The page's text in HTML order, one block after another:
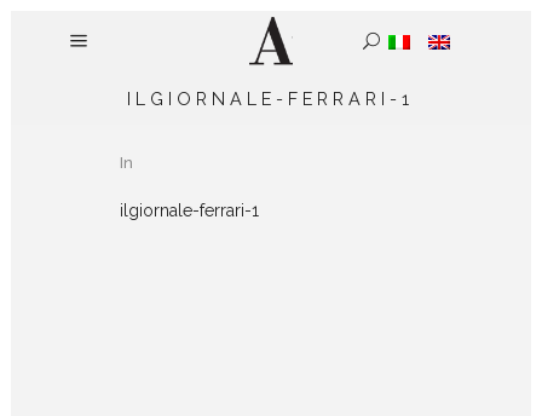
ILGIORNALE-FERRARI-1
In
ilgiornale-ferrari-1